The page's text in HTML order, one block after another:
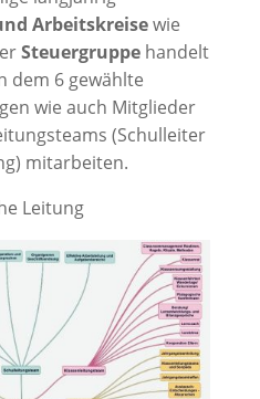
Arbeitskreisewie
Steuergruppehandelt
dem 6 gewählte
wie auch Mitglieder
(Schulleiter
mitarbeiten.
Leitung